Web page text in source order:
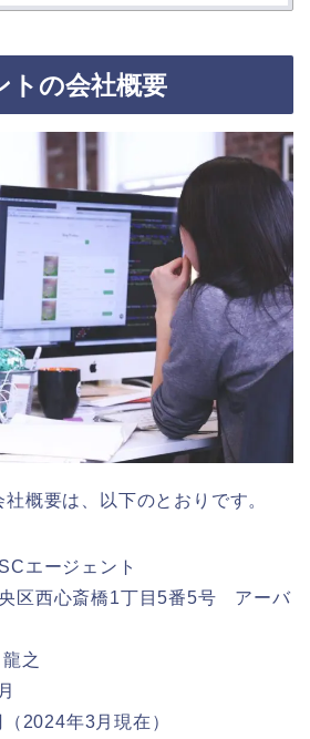
トの会社概要
概要は、以下のとおりです。
ージェント
西心斎橋1丁目5番5号 アーバ
之
年3月現在）